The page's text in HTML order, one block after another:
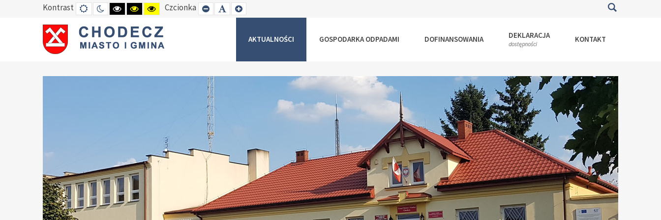
Kontrast DEFAULT
MODE
TRYB
NOCNY
HIGH
CONTRAST
BLACK
WHITE
MODE
HIGH
CONTRAST
BLACK
YELLOW
MODE
HIGH
CONTRAST
YELLOW
BLACK
MODE
Czcionka SET
SMALLER
SET
DEFAULT
SET
LARGER
AKTUALNOŚCI GOSPODARKA ODPADAMI DOFINANSOWANIA DEKLARACJA
dostępności KONTAKT